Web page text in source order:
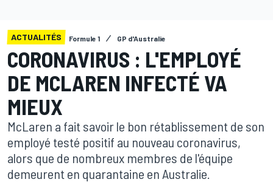
ACTUALITÉS Formule 1 GP d'Australie
CORONAVIRUS : L'EMPLOYÉ
DE MCLAREN INFECTÉ VA
MIEUX
McLaren a fait savoir le bon rétablissement de son
employé testé positif au nouveau coronavirus,
alors que de nombreux membres de l'équipe
demeurent en quarantaine en Australie.